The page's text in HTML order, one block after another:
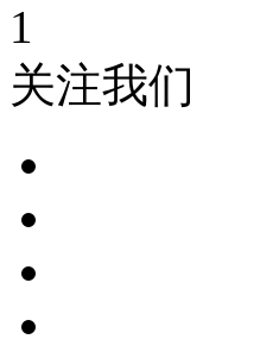
1
关注我们